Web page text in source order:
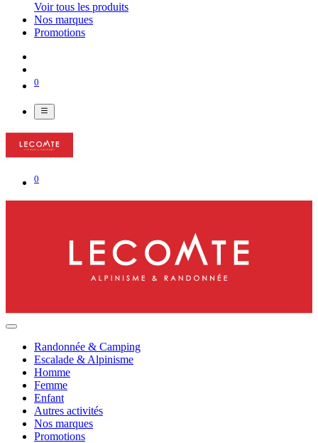
Voir tous les produits
Nos marques
Promotions
0
0
Randonnée & Camping
Escalade & Alpinisme
Homme
Femme
Enfant
Autres activités
Nos marques
Promotions